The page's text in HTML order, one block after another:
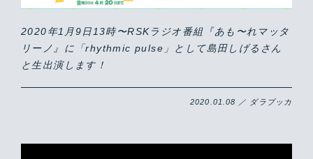
2020年1月9日13時〜RSKラジオ番組『あも〜れマッタ
リーノ』に「rhythmic pulse」として島田しげるさん
と生出演します！
2020.01.08 ／ ダラブッカ